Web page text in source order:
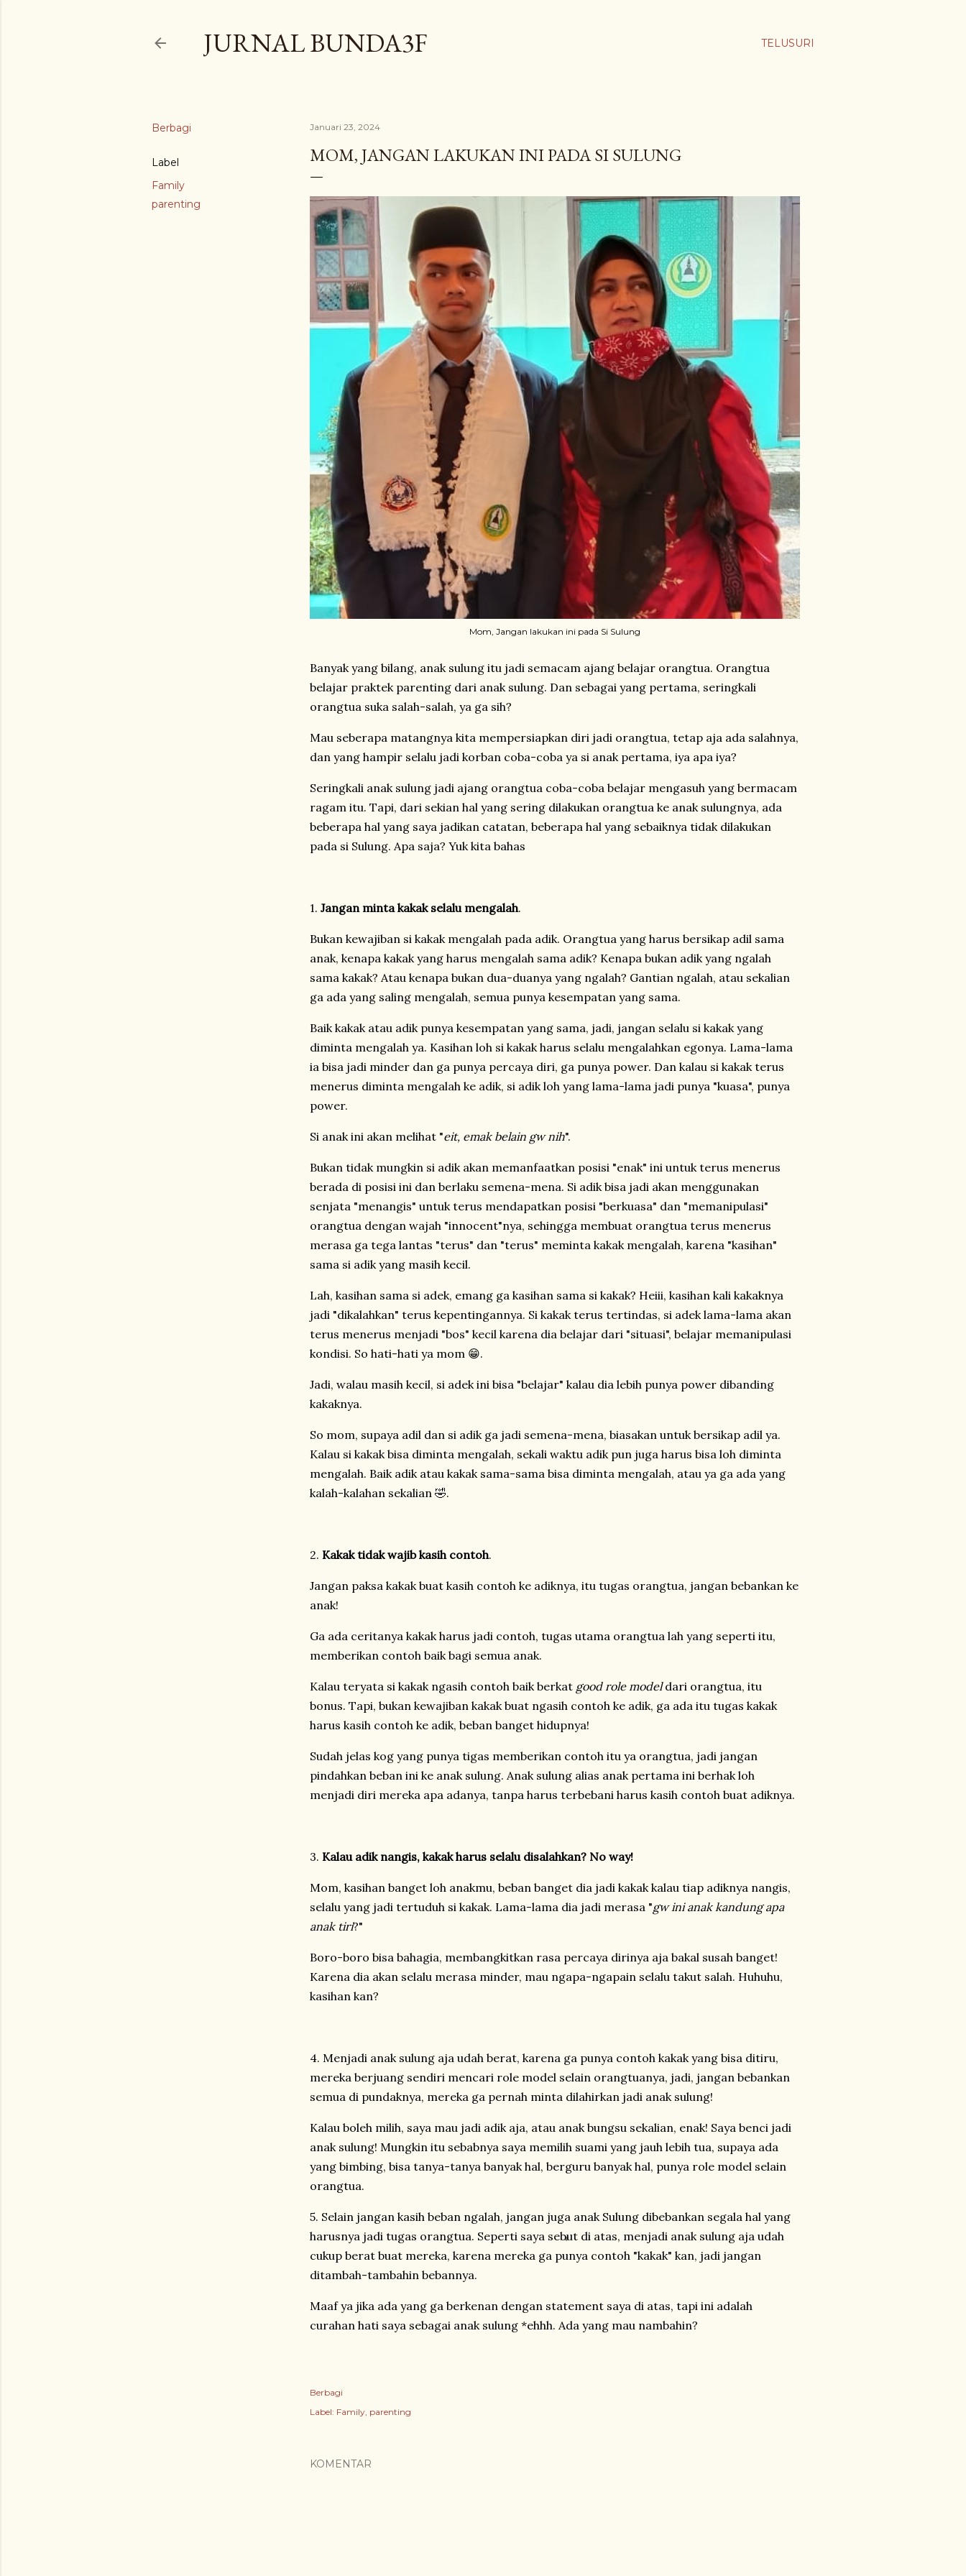
TELUSURI
JURNAL BUNDA3F
Berbagi
Label
Family
parenting
Januari 23, 2024
MOM, JANGAN LAKUKAN INI PADA SI SULUNG
Mom, Jangan lakukan ini pada Si Sulung
Banyak yang bilang, anak sulung itu jadi semacam ajang belajar orangtua. Orangtua
belajar praktek parenting dari anak sulung. Dan sebagai yang pertama, seringkali
orangtua suka salah-salah, ya ga sih?
Mau seberapa matangnya kita mempersiapkan diri jadi orangtua, tetap aja ada salahnya,
dan yang hampir selalu jadi korban coba-coba ya si anak pertama, iya apa iya?
Seringkali anak sulung jadi ajang orangtua coba-coba belajar mengasuh yang bermacam
ragam itu. Tapi, dari sekian hal yang sering dilakukan orangtua ke anak sulungnya, ada
beberapa hal yang saya jadikan catatan, beberapa hal yang sebaiknya tidak dilakukan
pada si Sulung. Apa saja? Yuk kita bahas
1. Jangan minta kakak selalu mengalah.
Bukan kewajiban si kakak mengalah pada adik. Orangtua yang harus bersikap adil sama
anak, kenapa kakak yang harus mengalah sama adik? Kenapa bukan adik yang ngalah
sama kakak? Atau kenapa bukan dua-duanya yang ngalah? Gantian ngalah, atau sekalian
ga ada yang saling mengalah, semua punya kesempatan yang sama.
Baik kakak atau adik punya kesempatan yang sama, jadi, jangan selalu si kakak yang
diminta mengalah ya. Kasihan loh si kakak harus selalu mengalahkan egonya. Lama-lama
ia bisa jadi minder dan ga punya percaya diri, ga punya power. Dan kalau si kakak terus
menerus diminta mengalah ke adik, si adik loh yang lama-lama jadi punya "kuasa", punya
power.
Si anak ini akan melihat "eit, emak belain gw nih".
Bukan tidak mungkin si adik akan memanfaatkan posisi "enak" ini untuk terus menerus
berada di posisi ini dan berlaku semena-mena. Si adik bisa jadi akan menggunakan
senjata "menangis" untuk terus mendapatkan posisi "berkuasa" dan "memanipulasi"
orangtua dengan wajah "innocent"nya, sehingga membuat orangtua terus menerus
merasa ga tega lantas "terus" dan "terus" meminta kakak mengalah, karena "kasihan"
sama si adik yang masih kecil.
Lah, kasihan sama si adek, emang ga kasihan sama si kakak? Heiii, kasihan kali kakaknya
jadi "dikalahkan" terus kepentingannya. Si kakak terus tertindas, si adek lama-lama akan
terus menerus menjadi "bos" kecil karena dia belajar dari "situasi", belajar memanipulasi
kondisi. So hati-hati ya mom 😁.
Jadi, walau masih kecil, si adek ini bisa "belajar" kalau dia lebih punya power dibanding
kakaknya.
So mom, supaya adil dan si adik ga jadi semena-mena, biasakan untuk bersikap adil ya.
Kalau si kakak bisa diminta mengalah, sekali waktu adik pun juga harus bisa loh diminta
mengalah. Baik adik atau kakak sama-sama bisa diminta mengalah, atau ya ga ada yang
kalah-kalahan sekalian 🤣.
2. Kakak tidak wajib kasih contoh.
Jangan paksa kakak buat kasih contoh ke adiknya, itu tugas orangtua, jangan bebankan ke
anak!
Ga ada ceritanya kakak harus jadi contoh, tugas utama orangtua lah yang seperti itu,
memberikan contoh baik bagi semua anak.
Kalau teryata si kakak ngasih contoh baik berkat good role modeldari orangtua, itu
bonus. Tapi, bukan kewajiban kakak buat ngasih contoh ke adik, ga ada itu tugas kakak
harus kasih contoh ke adik, beban banget hidupnya!
Sudah jelas kog yang punya tigas memberikan contoh itu ya orangtua, jadi jangan
pindahkan beban ini ke anak sulung. Anak sulung alias anak pertama ini berhak loh
menjadi diri mereka apa adanya, tanpa harus terbebani harus kasih contoh buat adiknya.
3. Kalau adik nangis, kakak harus selalu disalahkan? No way!
Mom, kasihan banget loh anakmu, beban banget dia jadi kakak kalau tiap adiknya nangis,
selalu yang jadi tertuduh si kakak. Lama-lama dia jadi merasa "gw ini anak kandung apa
anak tiri?"
Boro-boro bisa bahagia, membangkitkan rasa percaya dirinya aja bakal susah banget!
Karena dia akan selalu merasa minder, mau ngapa-ngapain selalu takut salah. Huhuhu,
kasihan kan?
4. Menjadi anak sulung aja udah berat, karena ga punya contoh kakak yang bisa ditiru,
mereka berjuang sendiri mencari role model selain orangtuanya, jadi, jangan bebankan
semua di pundaknya, mereka ga pernah minta dilahirkan jadi anak sulung!
Kalau boleh milih, saya mau jadi adik aja, atau anak bungsu sekalian, enak! Saya benci jadi
anak sulung! Mungkin itu sebabnya saya memilih suami yang jauh lebih tua, supaya ada
yang bimbing, bisa tanya-tanya banyak hal, berguru banyak hal, punya role model selain
orangtua.
5. Selain jangan kasih beban ngalah, jangan juga anak Sulung dibebankan segala hal yang
harusnya jadi tugas orangtua. Seperti saya sebut di atas, menjadi anak sulung aja udah
cukup berat buat mereka, karena mereka ga punya contoh "kakak" kan, jadi jangan
ditambah-tambahin bebannya.
Maaf ya jika ada yang ga berkenan dengan statement saya di atas, tapi ini adalah
curahan hati saya sebagai anak sulung *ehhh. Ada yang mau nambahin?
Berbagi
Label: Family parenting
KOMENTAR